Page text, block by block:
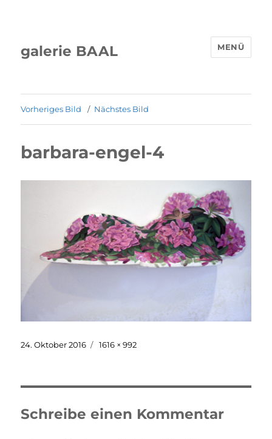
galerie BAAL MENÜ
Vorheriges Bild Nächstes Bild
barbara-engel-4
Veröffentlicht
24. Oktober 2016 Originalgröße
1616 × 992
Schreibe einen Kommentar